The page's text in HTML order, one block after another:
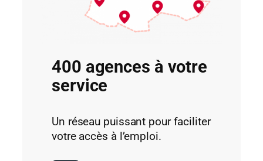
400 agences à votre
service
Un réseau puissant pour faciliter
votre accès à l’emploi.